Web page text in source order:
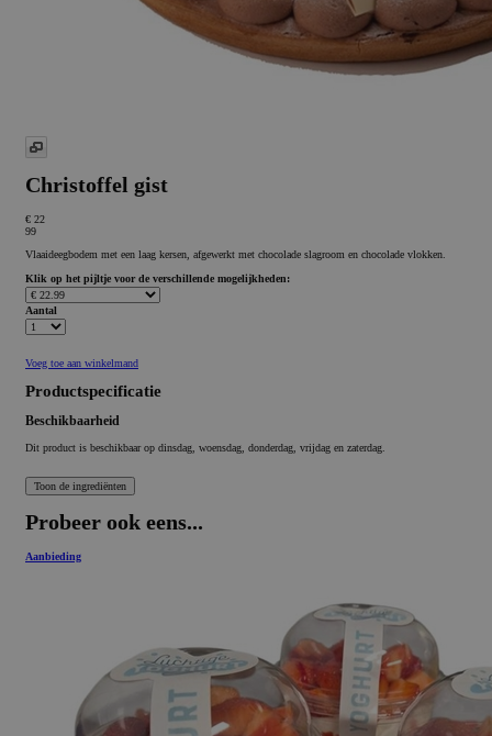
Christoffel gist
€ 22
99
Vlaaideegbodem met een laag kersen, afgewerkt met chocolade slagroom en chocolade vlokken.
Klik op het pijltje voor de verschillende mogelijkheden:
Aantal
Voeg toe aan winkelmand
Productspecificatie
Beschikbaarheid
Dit product is beschikbaar op dinsdag, woensdag, donderdag, vrijdag en zaterdag.
Probeer ook eens...
Aanbieding